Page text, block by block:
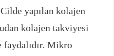
yapılan kolajen
kolajen takviyesi
faydalıdır. Mikro